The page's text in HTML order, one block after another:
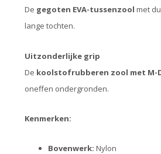
De gegoten EVA-tussenzool met
lange tochten.
Uitzonderlijke grip
De koolstofrubberen zool met
oneffen ondergronden.
Kenmerken:
Bovenwerk: Nylon